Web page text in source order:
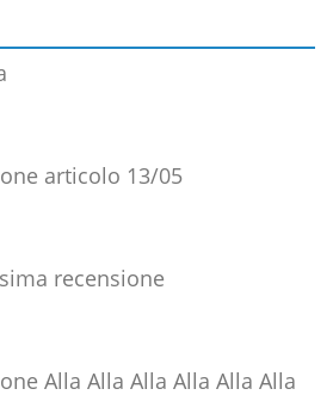
articolo 13/05
recensione
Alla Alla Alla Alla Alla Alla